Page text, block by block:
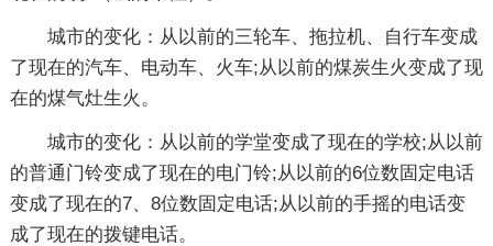
城市的变化：从以前的三轮车、拖拉机、自行车变成
了现在的汽车、电动车、火车;从以前的煤炭生火变成了现
在的煤气灶生火。
城市的变化：从以前的学堂变成了现在的学校;从以前
的普通门铃变成了现在的电门铃;从以前的6位数固定电话
变成了现在的7、8位数固定电话;从以前的手摇的电话变
成了现在的拨键电话。